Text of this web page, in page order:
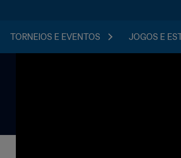
TORNEIOS E EVENTOS JOGOS E